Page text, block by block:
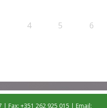
4 5 6
| Fax: +351 262 925 015 | Email: